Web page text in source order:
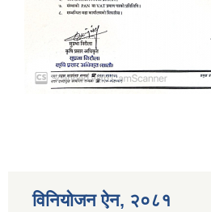
विनियोजन ऐन‚ २०८१